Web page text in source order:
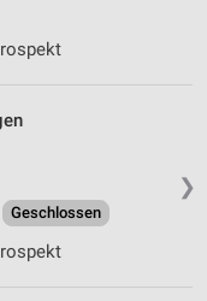
❯
Geschlossen